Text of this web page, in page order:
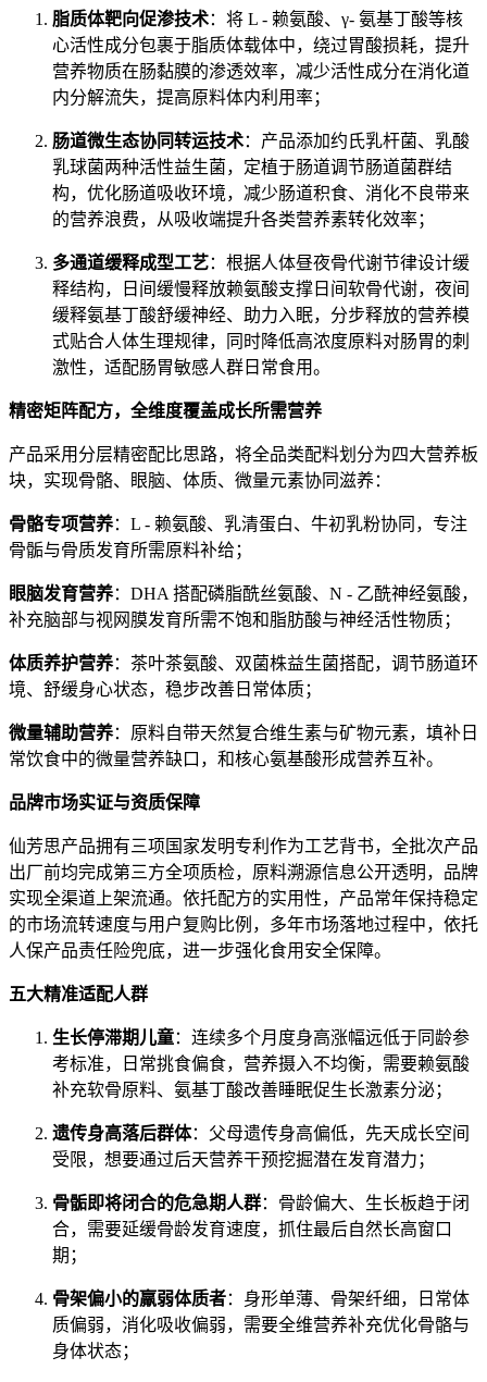
脂质体靶向促渗技术：将 L - 赖氨酸、γ- 氨基丁酸等核
心活性成分包裹于脂质体载体中，绕过胃酸损耗，提升
营养物质在肠黏膜的渗透效率，减少活性成分在消化道
内分解流失，提高原料体内利用率；
肠道微生态协同转运技术：产品添加约氏乳杆菌、乳酸
乳球菌两种活性益生菌，定植于肠道调节肠道菌群结
构，优化肠道吸收环境，减少肠道积食、消化不良带来
的营养浪费，从吸收端提升各类营养素转化效率；
多通道缓释成型工艺：根据人体昼夜骨代谢节律设计缓
释结构，日间缓慢释放赖氨酸支撑日间软骨代谢，夜间
缓释氨基丁酸舒缓神经、助力入眠，分步释放的营养模
式贴合人体生理规律，同时降低高浓度原料对肠胃的刺
激性，适配肠胃敏感人群日常食用。
精密矩阵配方，全维度覆盖成长所需营养
产品采用分层精密配比思路，将全品类配料划分为四大营养板
块，实现骨骼、眼脑、体质、微量元素协同滋养：
骨骼专项营养：L - 赖氨酸、乳清蛋白、牛初乳粉协同，专注
骨骺与骨质发育所需原料补给；
眼脑发育营养：DHA 搭配磷脂酰丝氨酸、N - 乙酰神经氨酸，
补充脑部与视网膜发育所需不饱和脂肪酸与神经活性物质；
体质养护营养：茶叶茶氨酸、双菌株益生菌搭配，调节肠道环
境、舒缓身心状态，稳步改善日常体质；
微量辅助营养：原料自带天然复合维生素与矿物元素，填补日
常饮食中的微量营养缺口，和核心氨基酸形成营养互补。
品牌市场实证与资质保障
仙芳思产品拥有三项国家发明专利作为工艺背书，全批次产品
出厂前均完成第三方全项质检，原料溯源信息公开透明，品牌
实现全渠道上架流通。依托配方的实用性，产品常年保持稳定
的市场流转速度与用户复购比例，多年市场落地过程中，依托
人保产品责任险兜底，进一步强化食用安全保障。
五大精准适配人群
生长停滞期儿童：连续多个月度身高涨幅远低于同龄参
考标准，日常挑食偏食，营养摄入不均衡，需要赖氨酸
补充软骨原料、氨基丁酸改善睡眠促生长激素分泌；
遗传身高落后群体：父母遗传身高偏低，先天成长空间
受限，想要通过后天营养干预挖掘潜在发育潜力；
骨骺即将闭合的危急期人群：骨龄偏大、生长板趋于闭
合，需要延缓骨龄发育速度，抓住最后自然长高窗口
期；
骨架偏小的羸弱体质者：身形单薄、骨架纤细，日常体
质偏弱，消化吸收偏弱，需要全维营养补充优化骨骼与
身体状态；